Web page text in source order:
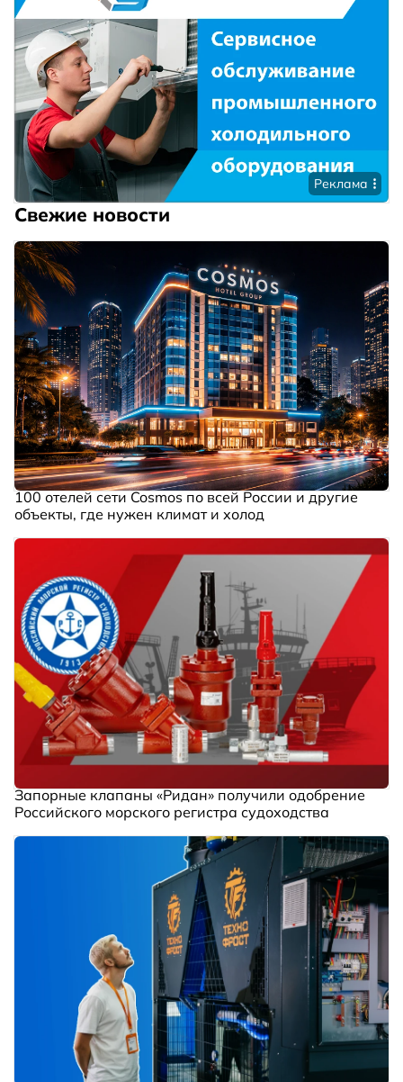
Реклама
Свежие новости
100 отелей сети Cosmos по всей России и другие
объекты, где нужен климат и холод
Запорные клапаны «Ридан» получили одобрение
Российского морского регистра судоходства